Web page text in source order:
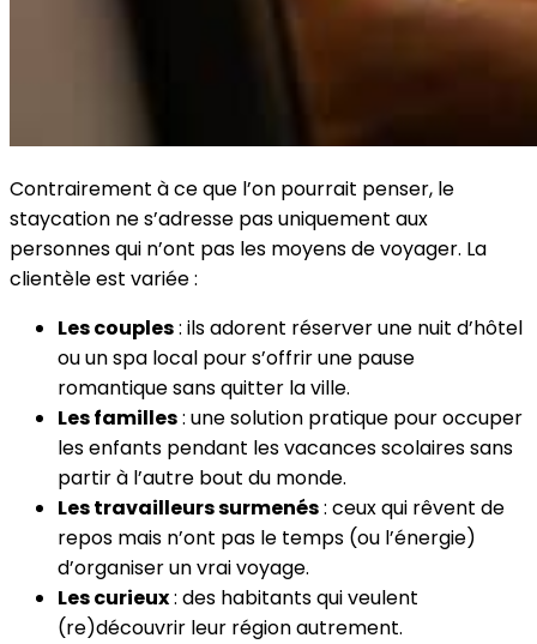
Contrairement à ce que l’on pourrait penser, le
staycation ne s’adresse pas uniquement aux
personnes qui n’ont pas les moyens de voyager. La
clientèle est variée :
Les couples: ils adorent réserver une nuit d’hôtel
ou un spa local pour s’offrir une pause
romantique sans quitter la ville.
Les familles: une solution pratique pour occuper
les enfants pendant les vacances scolaires sans
partir à l’autre bout du monde.
Les travailleurs surmenés: ceux qui rêvent de
repos mais n’ont pas le temps (ou l’énergie)
d’organiser un vrai voyage.
Les curieux: des habitants qui veulent
(re)découvrir leur région autrement.